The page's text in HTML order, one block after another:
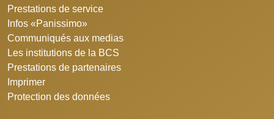
Prestations de service
Infos «Panissimo»
Communiqués aux medias
Les institutions de la BCS
Prestations de partenaires
Imprimer
Protection des données